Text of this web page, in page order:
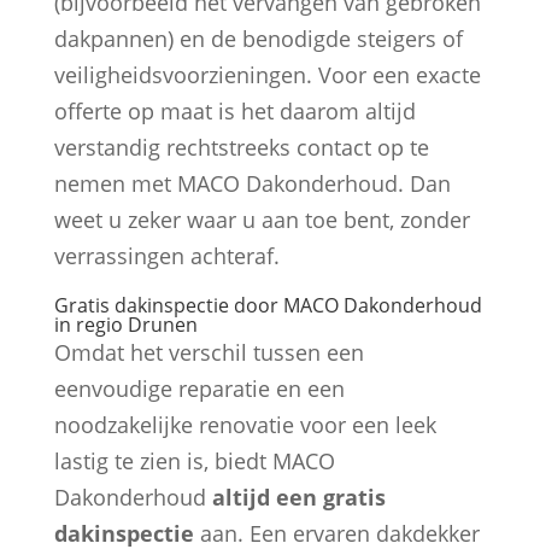
dakpannen) en de benodigde steigers of
veiligheidsvoorzieningen. Voor een exacte
offerte op maat is het daarom altijd
verstandig rechtstreeks contact op te
nemen met MACO Dakonderhoud. Dan
weet u zeker waar u aan toe bent, zonder
verrassingen achteraf.
Gratis dakinspectie door MACO Dakonderhoud
in regio Drunen
Omdat het verschil tussen een
eenvoudige reparatie en een
noodzakelijke renovatie voor een leek
lastig te zien is, biedt MACO
Dakonderhoud altijd een gratis
dakinspectie aan. Een ervaren dakdekker